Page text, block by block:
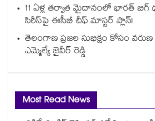
11 ఏళ్ల తర్వాత మైదానంలో భారత్ బిగ్
సిరీస్‌పై ఈసీబీ చీఫ్ మాస్టర్ ప్లాన్!
తెలంగాణ ప్రజల సుభిక్షం కోసం
ఎమ్మెల్యే జైవీర్ రెడ్డి
Most Read News